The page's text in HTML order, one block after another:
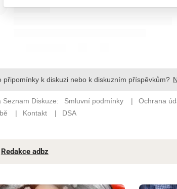
Redakce adbz